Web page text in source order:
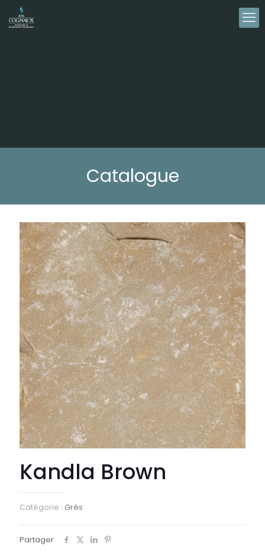
Catalogue
Kandla Brown
Catégorie : Grès
Partager